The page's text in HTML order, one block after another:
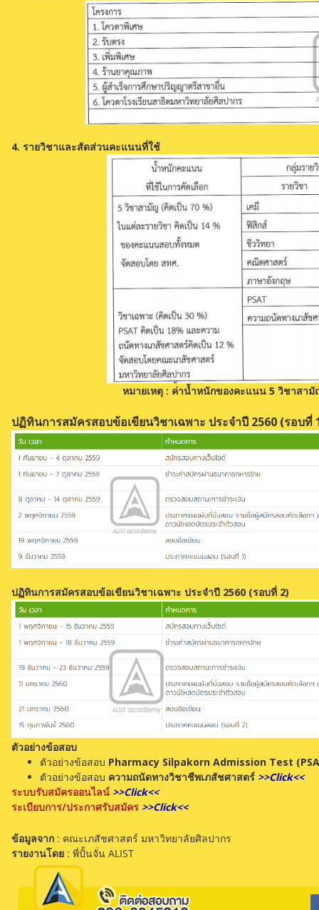
4. รายวิชาและสัดส่วนคะแนนที่ใช้
หมายเหตุ : ค่าน้ำหนักของคะแนน 5 วิชาสามั
ปฏิทินการสมัครสอบข้อเขียนวิชาเฉพาะ ประจำปี 2560 (รอบที่
ปฏิทินการสมัครสอบข้อเขียนวิชาเฉพาะ ประจำปี 2560 (รอบที่ 2)
ตัวอย่างข้อสอบ
ตัวอย่างข้อสอบ Pharmacy Silpakorn Admission Test
ตัวอย่างข้อสอบ ความถนัดทางวิชาชีพเภสัชศาสตร์ >>Click<<
ระบบรับสมัครออนไลน์ >>Click<<
ระเบียบการ/ประกาศรับสมัคร >>Click<<
ข้อมูลจาก : คณะเภสัชศาสตร์ มหาวิทยาลัยศิลปากร
รายงานโดย : พี่ปั้นจั่น ALIST